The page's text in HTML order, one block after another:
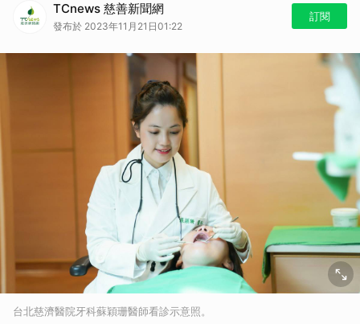
TCnews 慈善新聞網
發布於 2023年11月21日01:22
訂閱
台北慈濟醫院牙科蘇穎珊醫師看診示意照。